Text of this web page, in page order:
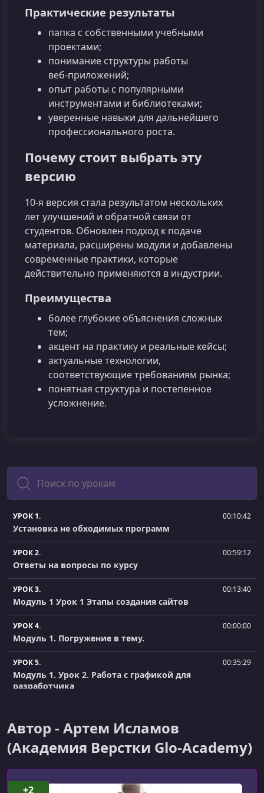
Практические результаты
папка с собственными учебными
проектами;
понимание структуры работы
веб‑приложений;
опыт работы с популярными
инструментами и библиотеками;
уверенные навыки для дальнейшего
профессионального роста.
Почему стоит выбрать эту
версию
10‑я версия стала результатом нескольких
лет улучшений и обратной связи от
студентов. Обновлен подход к подаче
материала, расширены модули и добавлены
современные практики, которые
действительно применяются в индустрии.
Преимущества
более глубокие объяснения сложных
тем;
акцент на практику и реальные кейсы;
актуальные технологии,
соответствующие требованиям рынка;
понятная структура и постепенное
усложнение.
Поиск
УРОК 1. 00:10:42
Установка не обходимых программ
УРОК 2. 00:59:12
Ответы на вопросы по курсу
УРОК 3. 00:13:40
Модуль 1 Урок 1 Этапы создания сайтов
УРОК 4. 00:00:00
Модуль 1. Погружение в тему.
УРОК 5. 00:35:29
Модуль 1. Урок 2. Работа с графикой для
разработчика
Модуль 1. Урок 3 Настройка рабочего пространства
УРОК 7. 00:43:41
18.09 - Первая живая встреча с ответами на вопросы -
Курс Веб-разработчик 10.0
Автор - Артем Исламов
(Академия Верстки Glo-Academy)
+2